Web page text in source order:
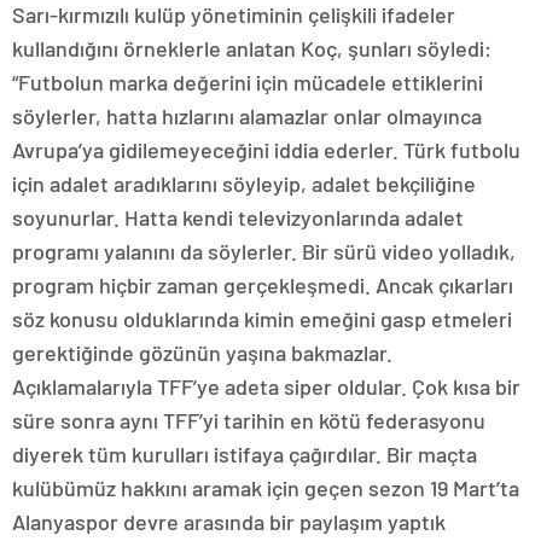
Sarı-kırmızılı kulüp yönetiminin çelişkili ifadeler
kullandığını örneklerle anlatan Koç, şunları söyledi:
“Futbolun marka değerini için mücadele ettiklerini
söylerler, hatta hızlarını alamazlar onlar olmayınca
Avrupa’ya gidilemeyeceğini iddia ederler. Türk futbolu
için adalet aradıklarını söyleyip, adalet bekçiliğine
soyunurlar. Hatta kendi televizyonlarında adalet
programı yalanını da söylerler. Bir sürü video yolladık,
program hiçbir zaman gerçekleşmedi. Ancak çıkarları
söz konusu olduklarında kimin emeğini gasp etmeleri
gerektiğinde gözünün yaşına bakmazlar.
Açıklamalarıyla TFF’ye adeta siper oldular. Çok kısa bir
süre sonra aynı TFF’yi tarihin en kötü federasyonu
diyerek tüm kurulları istifaya çağırdılar. Bir maçta
kulübümüz hakkını aramak için geçen sezon 19 Mart’ta
Alanyaspor devre arasında bir paylaşım yaptık